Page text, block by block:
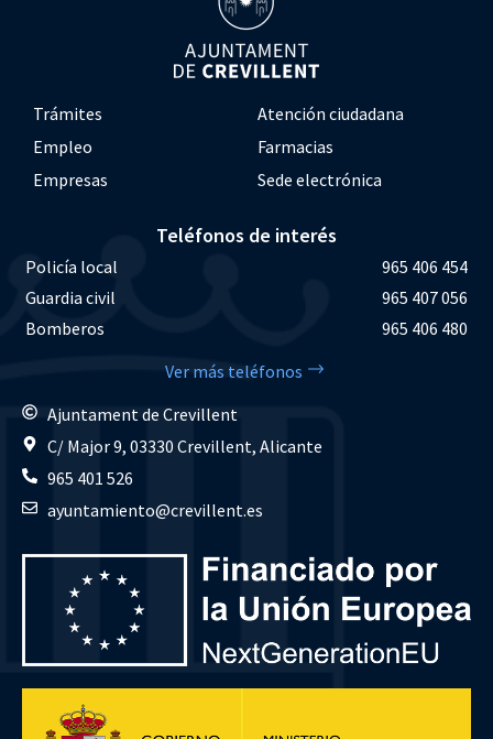
Trámites
Atención ciudadana
Empleo
Farmacias
Empresas
Sede electrónica
Teléfonos de interés
Policía local
965 406 454
Guardia civil
965 407 056
Bomberos
965 406 480
Ver más teléfonos
Ajuntament de Crevillent
C/ Major 9, 03330 Crevillent, Alicante
965 401 526
ayuntamiento@crevillent.es